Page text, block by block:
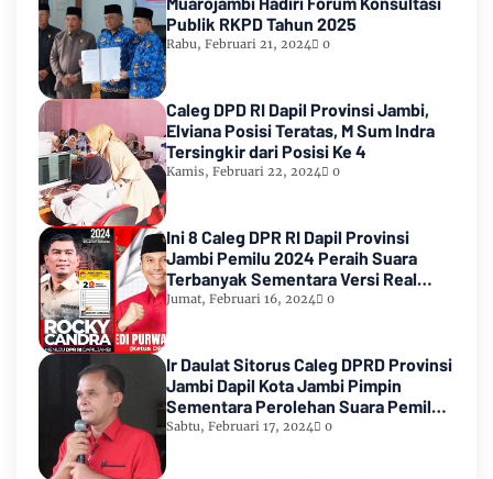
Publik RKPD Tahun 2025
Rabu, Februari 21, 2024 0
Caleg DPD RI Dapil Provinsi Jambi,
Elviana Posisi Teratas, M Sum Indra
Tersingkir dari Posisi Ke 4
Kamis, Februari 22, 2024 0
Ini 8 Caleg DPR RI Dapil Provinsi
Jambi Pemilu 2024 Peraih Suara
Terbanyak Sementara Versi Real
Count KPU RI
Jumat, Februari 16, 2024 0
Ir Daulat Sitorus Caleg DPRD Provinsi
Jambi Dapil Kota Jambi Pimpin
Sementara Perolehan Suara Pemilu
2024
Sabtu, Februari 17, 2024 0